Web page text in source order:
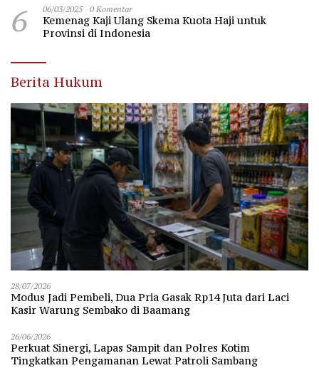
6 06/03/2025 0 Komentar
Kemenag Kaji Ulang Skema Kuota Haji untuk
Provinsi di Indonesia
Berita Hukum
28/07/2026
Modus Jadi Pembeli, Dua Pria Gasak Rp14 Juta dari Laci
Kasir Warung Sembako di Baamang
26/06/2026
Perkuat Sinergi, Lapas Sampit dan Polres Kotim
Tingkatkan Pengamanan Lewat Patroli Sambang